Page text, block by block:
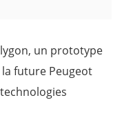
un prototype
future Peugeot